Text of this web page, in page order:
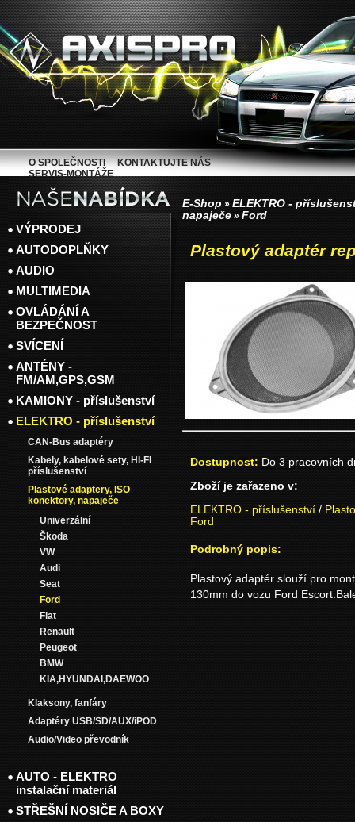
E-Shop » ELEKTRO -
napaječe » Ford
Plastový adaptér
Dostupnost: Do 3 pracovních
Zboží je zařazeno v:
ELEKTRO - příslušenství /
Ford
Podrobný popis:
Plastový adaptér slouží pro
130mm do vozu Ford
VÝPRODEJ
AUTODOPLŇKY
AUDIO
MULTIMEDIA
OVLÁDÁNÍ A
BEZPEČNOST
SVÍCENÍ
ANTÉNY -
FM/AM,GPS,GSM
KAMIONY - příslušenství
ELEKTRO - příslušenství
CAN-Bus adaptéry
Kabely, kabelové sety, HI-FI
příslušenství
Plastové adaptery, ISO
konektory, napaječe
Univerzální
Škoda
VW
Audi
Seat
Ford
Fiat
Renault
Peugeot
BMW
KIA,HYUNDAI,DAEWOO
Klaksony, fanfáry
Adaptéry USB/SD/AUX/iPOD
Audio/Video převodník
AUTO - ELEKTRO
instalační materiál
STŘEŠNÍ NOSIČE A BOXY
O SPOLEČNOSTI
KONTAKTUJTE NÁS
SERVIS-MONTÁŽE